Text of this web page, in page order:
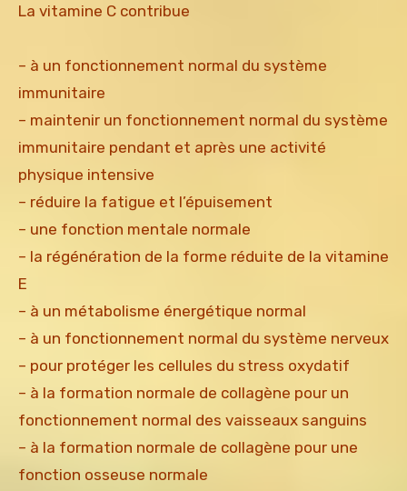
La vitamine C contribue
– à un fonctionnement normal du système
immunitaire
– maintenir un fonctionnement normal du système
immunitaire pendant et après une activité
physique intensive
– réduire la fatigue et l’épuisement
– une fonction mentale normale
– la régénération de la forme réduite de la vitamine
E
– à un métabolisme énergétique normal
– à un fonctionnement normal du système nerveux
– pour protéger les cellules du stress oxydatif
– à la formation normale de collagène pour un
fonctionnement normal des vaisseaux sanguins
– à la formation normale de collagène pour une
fonction osseuse normale